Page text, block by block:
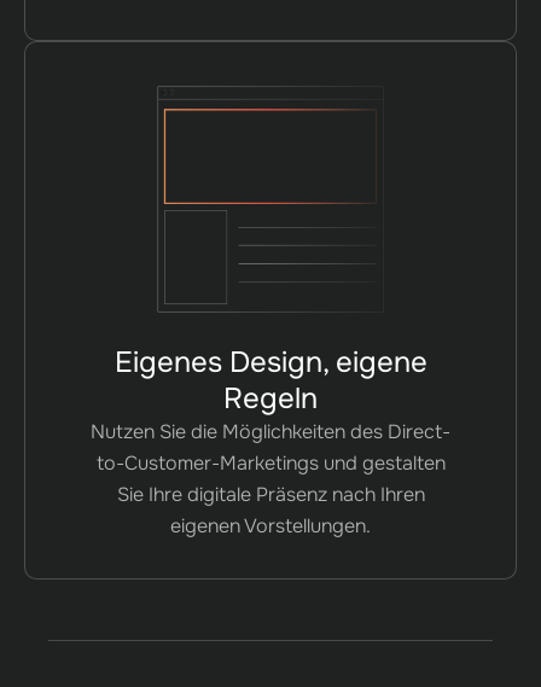
Eigenes Design, eigene
Regeln
Nutzen Sie die Möglichkeiten des Direct-
to-Customer-Marketings und gestalten
Sie Ihre digitale Präsenz nach Ihren
eigenen Vorstellungen.